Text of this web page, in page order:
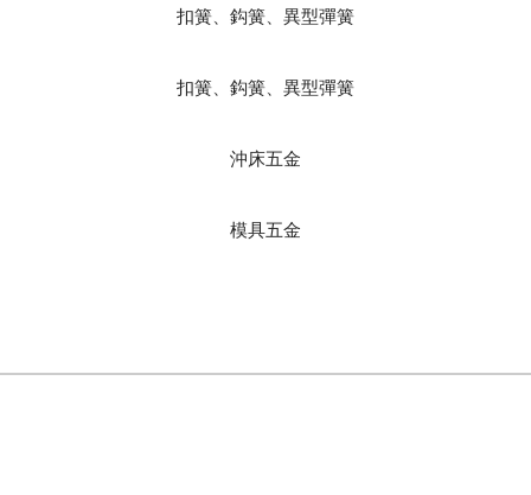
扣簧、鈎簧、異型彈簧
扣簧、鈎簧、異型彈簧
沖床五金
模具五金